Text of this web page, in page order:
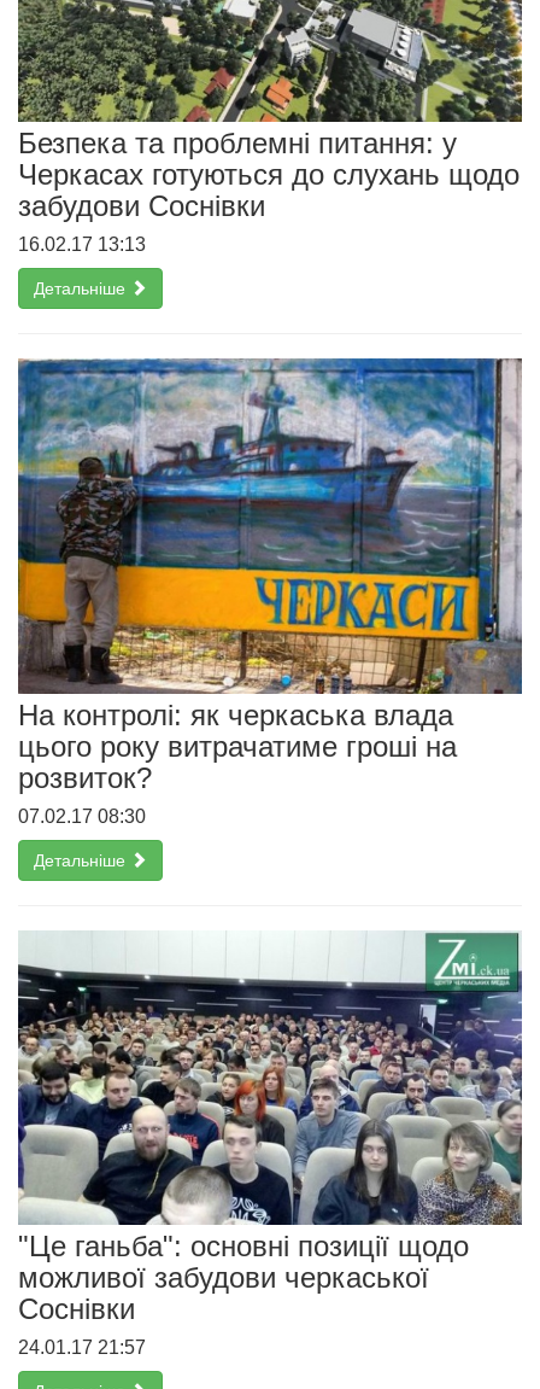
Безпека та проблемні питання: у
Черкасах готуються до слухань щодо
забудови Соснівки
16.02.17 13:13
Детальніше
На контролі: як черкаська влада
цього року витрачатиме гроші на
розвиток?
07.02.17 08:30
Детальніше
"Це ганьба": основні позиції щодо
можливої забудови черкаської
Соснівки
24.01.17 21:57